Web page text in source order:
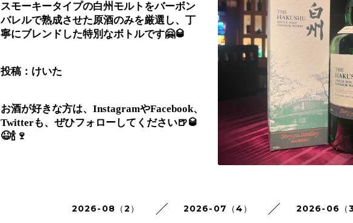
スモーキータイプの白州モルトをバーボン
バレルで熟成させた原酒のみを厳選し、丁
寧にブレンドした特別なボトルです🤗🥃
投稿：けいた
お酒が好きな方は、InstagramやFacebook、
Twitterも、ぜひフォローしてください🍺🥃
😆🍾🍷
2026-08（2） 2026-07（4） 2026-06（3